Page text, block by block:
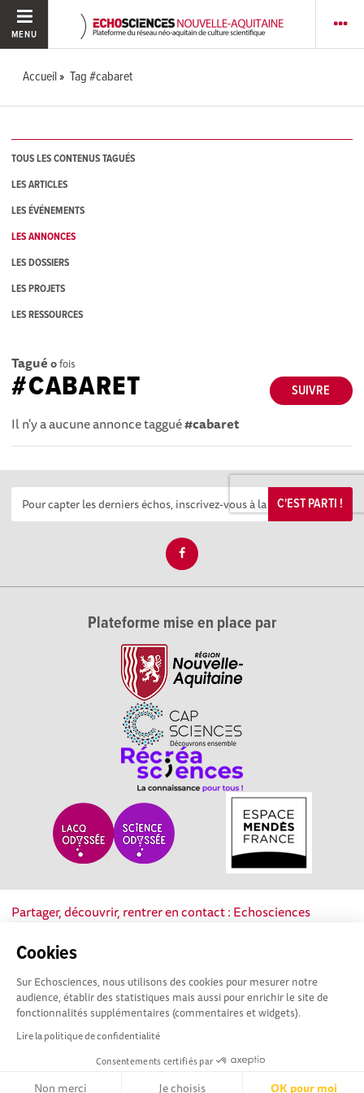
Cookies
Sur Echosciences, nous utilisons des cookies pour mesurer notre
audience, établir des statistiques mais aussi pour enrichir le site de
fonctionnalités supplémentaires (commentaires et widgets).
Lire la politique de confidentialité
Consentements certifiés par
Non merci Je choisis OK pour moi
MENU
Accueil Tag #cabaret
TOUS LES CONTENUS TAGUÉS
LES ARTICLES
LES ÉVÉNEMENTS
LES ANNONCES
LES DOSSIERS
LES PROJETS
LES RESSOURCES
Tagué 0fois
SUIVRE
#CABARET
Il n'y a aucune annonce taggué#cabaret
C'EST PARTI !
Plateforme mise en place par
Partager, découvrir, rentrer en contact : Echosciences
culture scientifique, technique et industrielle de la région.
Mentions légales|Politique de confidentialité|CGU
|Ligne éditoriale